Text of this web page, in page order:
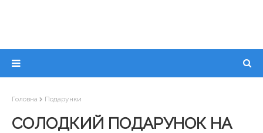
Головна Подарунки
СОЛОДКИЙ ПОДАРУНОК НА